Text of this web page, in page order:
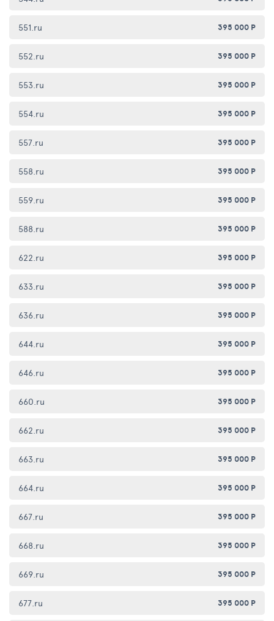
551.ru 395 000 Р
552.ru 395 000 Р
553.ru 395 000 Р
554.ru 395 000 Р
557.ru 395 000 Р
558.ru 395 000 Р
559.ru 395 000 Р
588.ru 395 000 Р
622.ru 395 000 Р
633.ru 395 000 Р
636.ru 395 000 Р
644.ru 395 000 Р
646.ru 395 000 Р
660.ru 395 000 Р
662.ru 395 000 Р
663.ru 395 000 Р
664.ru 395 000 Р
667.ru 395 000 Р
668.ru 395 000 Р
669.ru 395 000 Р
677.ru 395 000 Р